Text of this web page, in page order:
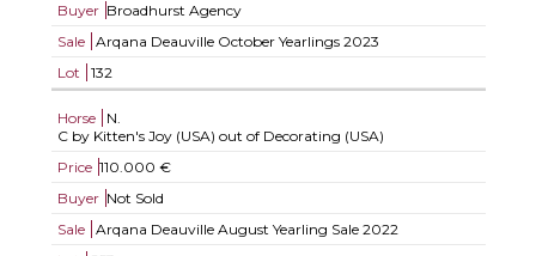
Buyer Broadhurst Agency
Sale
Arqana Deauville October Yearlings 2023
Lot
132
Horse
N.
C by Kitten's Joy (USA) out of Decorating (USA)
Price 110.000 €
Buyer Not Sold
Sale
Arqana Deauville August Yearling Sale 2022